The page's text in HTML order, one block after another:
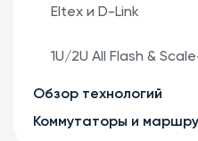
Eltex и D-Link
1U/2U All Flash &
Обзор технологий
Коммутаторы и